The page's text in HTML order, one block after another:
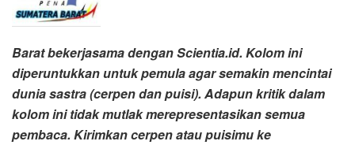
Barat bekerjasama dengan Scientia.id. Kolom ini
diperuntukkan untuk pemula agar semakin mencintai
dunia sastra (cerpen dan puisi). Adapun kritik dalam
kolom ini tidak mutlak merepresentasikan semua
pembaca. Kirimkan cerpen atau puisimu ke